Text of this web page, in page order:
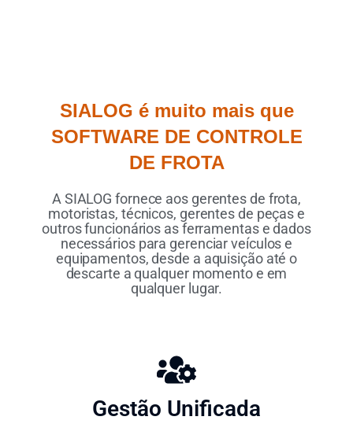
SIALOG é muito mais que
SOFTWARE DE CONTROLE
DE FROTA
A SIALOG fornece aos gerentes de frota,
motoristas, técnicos, gerentes de peças e
outros funcionários as ferramentas e dados
necessários para gerenciar veículos e
equipamentos, desde a aquisição até o
descarte a qualquer momento e em
qualquer lugar.
Gestão Unificada